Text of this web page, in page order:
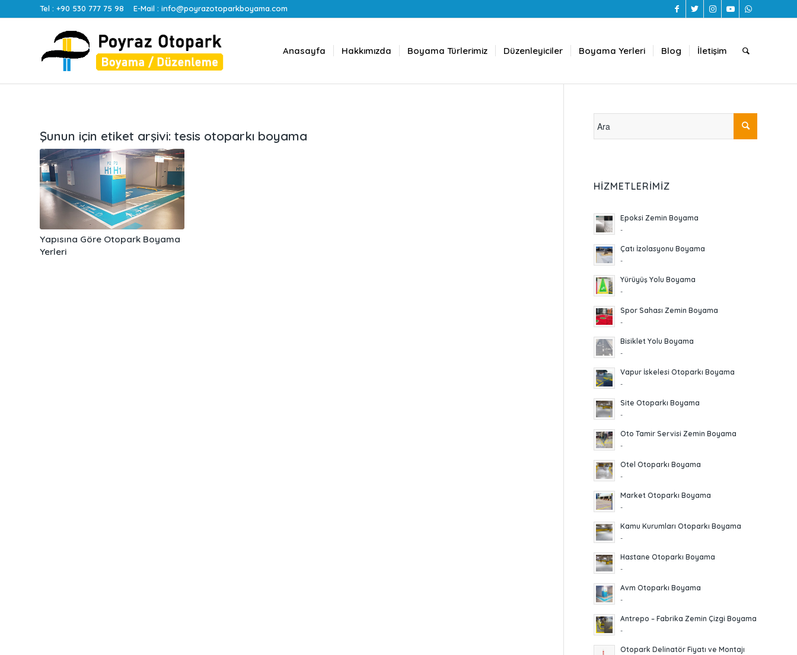
Tel : +90 530 777 75 98 E-Mail : info@poyrazotoparkboyama.com
Anasayfa Hakkımızda Boyama Türlerimiz Düzenleyiciler Boyama Yerleri Blog İletişim
Şunun için etiket arşivi: tesis otoparkı boyama
Yapısına Göre Otopark Boyama
Yerleri
HIZMETLERIMIZ
Epoksi Zemin Boyama
-
Çatı İzolasyonu Boyama
-
Yürüyüş Yolu Boyama
-
Spor Sahası Zemin Boyama
-
Bisiklet Yolu Boyama
-
Vapur İskelesi Otoparkı Boyama
-
Site Otoparkı Boyama
-
Oto Tamir Servisi Zemin Boyama
-
Otel Otoparkı Boyama
-
Market Otoparkı Boyama
-
Kamu Kurumları Otoparkı Boyama
-
Hastane Otoparkı Boyama
-
Avm Otoparkı Boyama
-
Antrepo – Fabrika Zemin Çizgi Boyama
-
Otopark Delinatör Fiyatı ve Montajı